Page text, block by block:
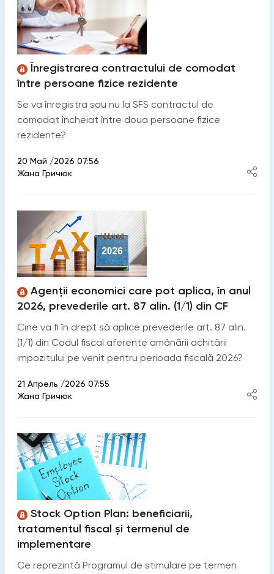
Înregistrarea contractului de comodat
între persoane fizice rezidente
Se va înregistra sau nu la SFS contractul de
comodat încheiat între doua persoane fizice
rezidente?
20 Май /2026 07:56
Жана Гричюк
Agenții economici care pot aplica, în anul
2026, prevederile art. 87 alin. (1/1) din CF
Cine va fi în drept să aplice prevederile art. 87 alin.
(1/1) din Codul fiscal aferente amânării achitării
impozitului pe venit pentru perioada fiscală 2026?
21 Апрель /2026 07:55
Жана Гричюк
Stock Option Plan: beneficiarii,
tratamentul fiscal și termenul de
implementare
Ce reprezintă Programul de stimulare pe termen